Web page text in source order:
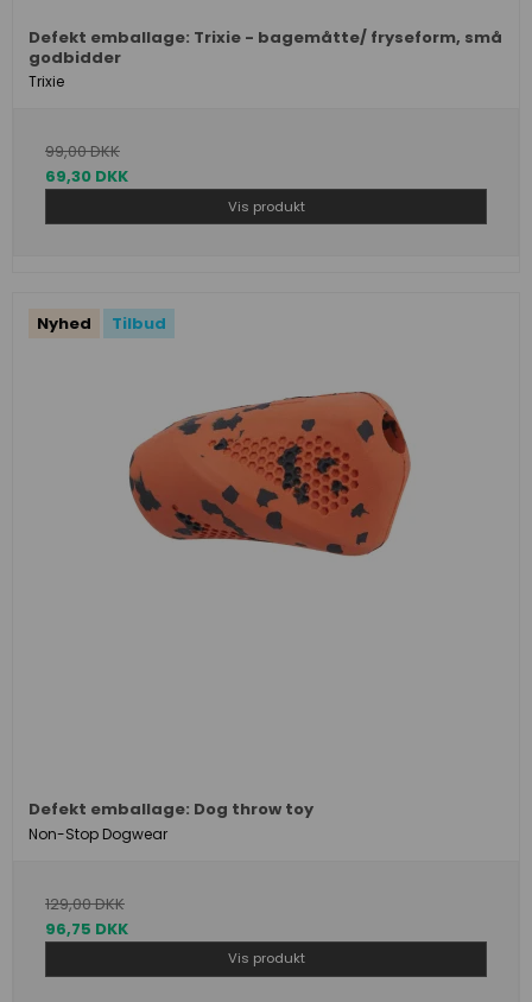
Defekt emballage: Trixie - bagemåtte/ fryseform, små
godbidder
Trixie
99,00 DKK
69,30 DKK
Vis produkt
Nyhed Tilbud
Defekt emballage: Dog throw toy
Non-Stop Dogwear
129,00 DKK
96,75 DKK
Vis produkt